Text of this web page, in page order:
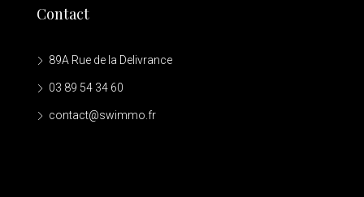
Contact
89A Rue de la Delivrance
03 89 54 34 60
contact@swimmo.fr